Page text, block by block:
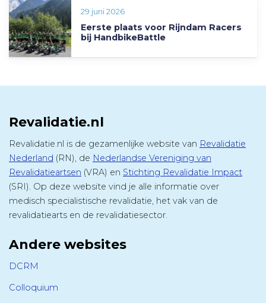
29 juni 2026
Eerste plaats voor Rijndam Racers
bij HandbikeBattle
Revalidatie.nl
Revalidatie.nl is de gezamenlijke website van Revalidatie
Nederland (RN), de Nederlandse Vereniging van
Revalidatieartsen (VRA) en Stichting Revalidatie Impact
(SRI). Op deze website vind je alle informatie over
medisch specialistische revalidatie, het vak van de
revalidatiearts en de revalidatiesector.
Andere websites
DCRM
Colloquium